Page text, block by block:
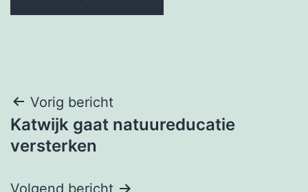
Bericht
navigatie
Vorig bericht
Katwijk gaat natuureducatie
versterken
Volgend bericht